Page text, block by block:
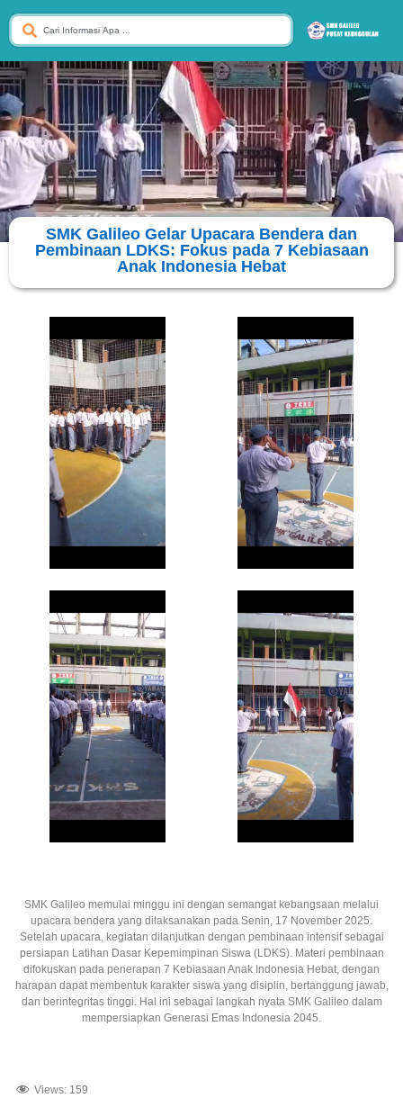
SMK Galileo Gelar Upacara Bendera dan
Pembinaan LDKS: Fokus pada 7 Kebiasaan
Anak Indonesia Hebat
SMK Galileo memulai minggu ini dengan semangat kebangsaan melalui
upacara bendera yang dilaksanakan pada Senin, 17 November 2025.
Setelah upacara, kegiatan dilanjutkan dengan pembinaan intensif sebagai
persiapan Latihan Dasar Kepemimpinan Siswa (LDKS). Materi pembinaan
difokuskan pada penerapan 7 Kebiasaan Anak Indonesia Hebat, dengan
harapan dapat membentuk karakter siswa yang disiplin, bertanggung jawab,
dan berintegritas tinggi. Hal ini sebagai langkah nyata SMK Galileo dalam
mempersiapkan Generasi Emas Indonesia 2045.
Views: 159